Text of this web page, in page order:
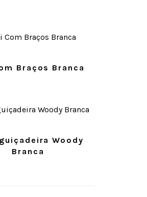
Braços Branca
Woody
Branca